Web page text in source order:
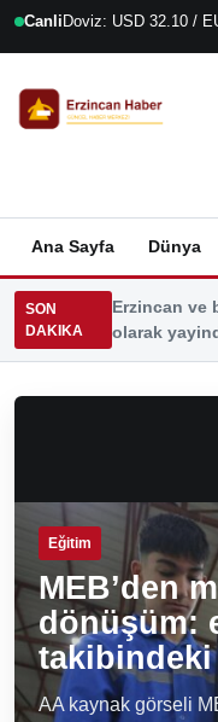
Canli Doviz: USD 32.10 /
Ana Sayfa Dünya
SON
DAKIKA
Erzincan ve
olarak
Eğitim
MEB’den
dönüşüm:
AA kaynak görseli